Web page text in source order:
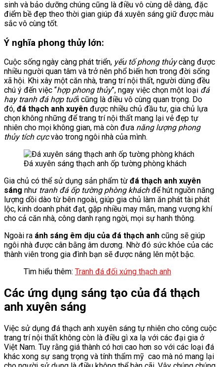
sinh và bảo dưỡng chúng cũng là điều vô cùng dễ dàng, đặc
điểm bề đẹp theo thời gian giúp đá xuyên sáng giữ được màu
sắc vô cùng tốt.
Ý nghĩa phong thủy lớn:
Cuộc sống ngày càng phát triển, yếu tố phong thủycàng được
nhiều người quan tâm và trở nên phổ biến hơn trong đời sống
xã hội. Khi xây một căn nhà, trang trí nội thất, người dùng đều
chú ý đến việc “hợp phong thủy”, ngay việc chọn một loại đá
hay tranh đá hợp tuổi cũng là điều vô cùng quan trọng. Do
đó, đá thạch anh xuyên được nhiều chủ đầu tư, gia chủ lựa
chọn không những để trang trí nội thất mang lại vẻ đẹp tự
nhiên cho mọi không gian, mà còn đưa năng lượng phong
thủy tích cựcvào trong ngôi nhà của mình.
Đá xuyên sáng thạch anh ốp tường phòng khách
Gia chủ có thể sử dụng sản phẩm từ đá thạch anh xuyên
sáng như tranh đá ốp tường phòng kháchđể hút nguồn năng
lượng dồi dào từ bên ngoài, giúp gia chủ làm ăn phát tài phát
lộc, kinh doanh phát đạt, gặp nhiều may mắn, mang vượng khí
cho cả căn nhà, công danh rạng ngời, mọi sự hanh thông.
Ngoài ra ánh sáng êm dịu của đá thạch anh cũng sẽ giúp
ngôi nhà được cân bằng âm dương. Nhờ đó sức khỏe của các
thành viên trong gia đình bạn sẽ được nâng lên một bậc.
Tìm hiểu thêm: Tranh đá đối xứng thạch anh
Các ứng dụng sáng tạo của đá thạch
anh xuyên sáng
Việc sử dụng đá thạch anh xuyên sáng tự nhiên cho công cuộc
trang trí nội thất không còn là điều gì xa lạ với các đại gia ở
Việt Nam. Tuy rằng giá thành có hơi cao hơn so với các loại đá
khác xong sự sang trọng và tính thẩm mỹ cao mà nó mang lại